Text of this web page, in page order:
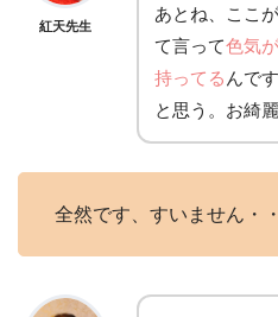
紅天先生
あとね、ここ
て言って色気
持ってる んで
と思う。お綺麗
全然です、すいません・